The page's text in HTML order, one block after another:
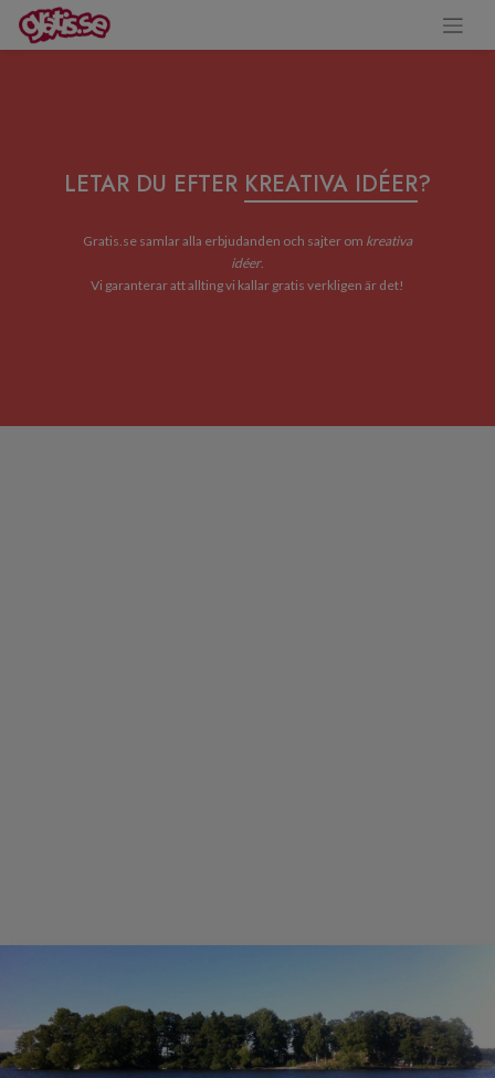
LETAR DU EFTER KREATIVA IDÉER?
Gratis.se samlar alla erbjudanden och sajter om kreativa
idéer.
Vi garanterar att allting vi kallar gratis verkligen är det!